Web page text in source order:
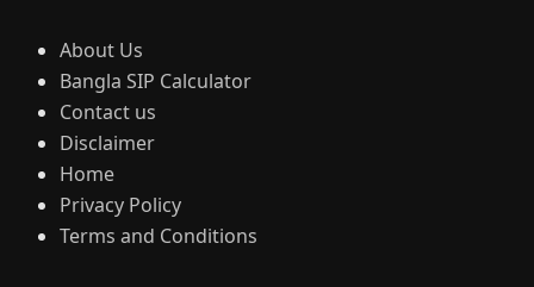
About Us
Bangla SIP Calculator
Contact us
Disclaimer
Home
Privacy Policy
Terms and Conditions